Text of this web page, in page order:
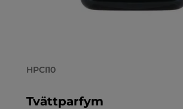
HPCI10
Tvättparfym